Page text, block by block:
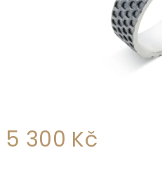
5 300 Kč